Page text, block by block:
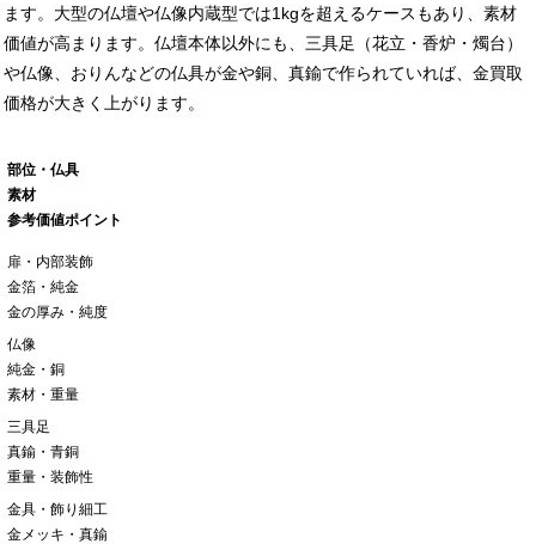
ます。大型の仏壇や仏像内蔵型では1kgを超えるケースもあり、素材
価値が高まります。仏壇本体以外にも、三具足（花立・香炉・燭台）
や仏像、おりんなどの仏具が金や銅、真鍮で作られていれば、金買取
価格が大きく上がります。
部位・仏具
素材
参考価値ポイント
扉・内部装飾
金箔・純金
金の厚み・純度
仏像
純金・銅
素材・重量
三具足
真鍮・青銅
重量・装飾性
金具・飾り細工
金メッキ・真鍮